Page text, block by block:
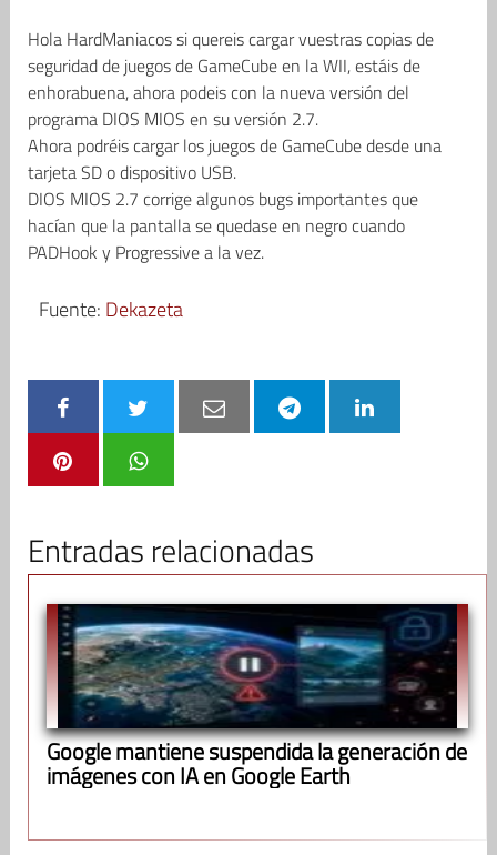
Hola HardManiacos si quereis cargar vuestras copias de
seguridad de juegos de GameCube en la WII, estáis de
enhorabuena, ahora podeis con la nueva versión del
programa DIOS MIOS en su versión 2.7.
Ahora podréis cargar los juegos de GameCube desde una
tarjeta SD o dispositivo USB.
DIOS MIOS 2.7 corrige algunos bugs importantes que
hacían que la pantalla se quedase en negro cuando
PADHook y Progressive a la vez.
Fuente: Dekazeta
Entradas relacionadas
Google mantiene suspendida la generación de
imágenes con IA en Google Earth